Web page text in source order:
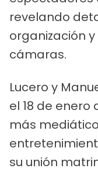
revelando
organización
cámaras.
Lucero y
el 18 de enero
más
su unión